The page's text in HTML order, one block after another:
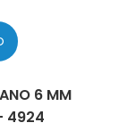
6 MM
4924